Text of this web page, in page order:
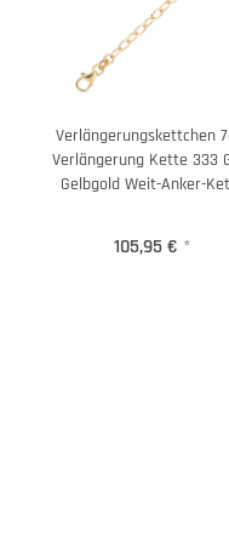
Verlängerungskettchen
Verlängerung Kette 333
Gelbgold Weit-Anker-
105,95 € *